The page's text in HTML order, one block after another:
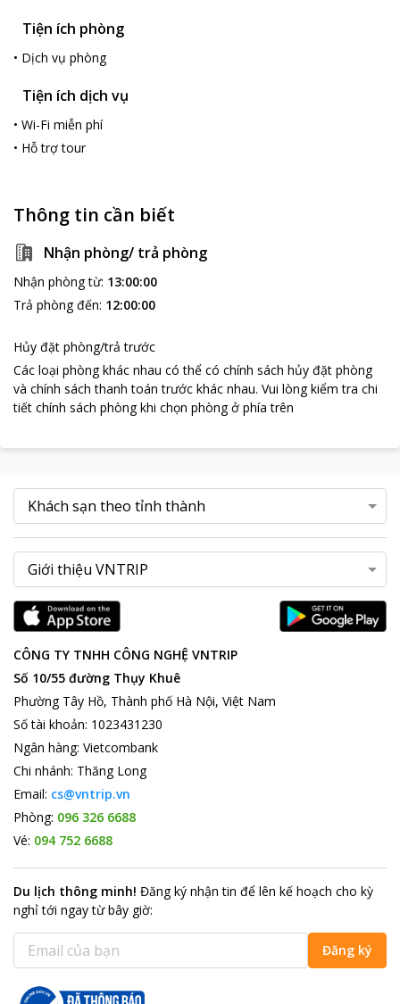
Tiện ích phòng
• Dịch vụ phòng
Tiện ích dịch vụ
• Wi-Fi miễn phí
• Hỗ trợ tour
Thông tin cần biết
Nhận phòng/ trả phòng
Nhận phòng từ: 13:00:00
Trả phòng đến: 12:00:00
Hủy đặt phòng/trả trước
Các loại phòng khác nhau có thể có chính sách hủy đặt phòng
và chính sách thanh toán trước khác nhau. Vui lòng kiểm tra chi
tiết chính sách phòng khi chọn phòng ở phía trên
CÔNG TY TNHH CÔNG NGHỆ VNTRIP
Số 10/55 đường Thụy Khuê
Phường Tây Hồ, Thành phố Hà Nội, Việt Nam
Số tài khoản: 1023431230
Ngân hàng: Vietcombank
Chi nhánh: Thăng Long
Email: cs@vntrip.vn
Phòng: 096 326 6688
Vé: 094 752 6688
Du lịch thông minh! Đăng ký nhận tin để lên kế hoạch cho kỳ
nghỉ tới ngay từ bây giờ:
Đăng ký